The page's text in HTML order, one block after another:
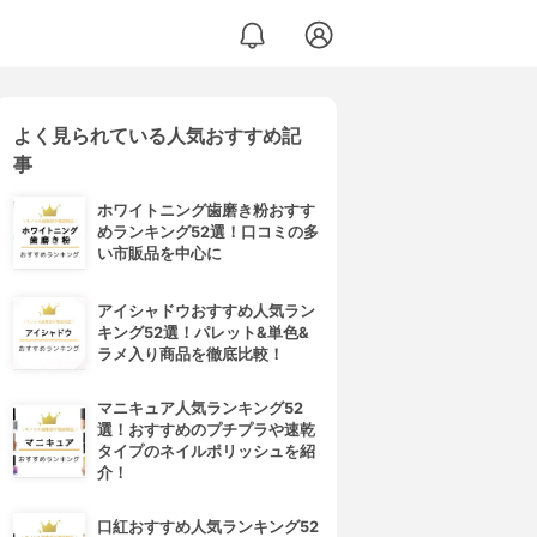
よく見られている人気おすすめ記
事
ホワイトニング歯磨き粉おすす
めランキング52選！口コミの多
い市販品を中心に
アイシャドウおすすめ人気ラン
キング52選！パレット&単色&
ラメ入り商品を徹底比較！
マニキュア人気ランキング52
選！おすすめのプチプラや速乾
タイプのネイルポリッシュを紹
介！
口紅おすすめ人気ランキング52